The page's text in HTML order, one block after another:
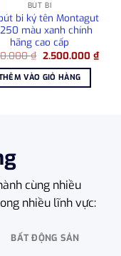
BÚT BI
bút bi ký tên Montagut
màu xanh chính
hãng cao cấp
₫ Giá
là:
3.300.000 ₫.
2.500.000 ₫Giá
hiện
VÀO GIỎ HÀNG
cùng nhiều
nhiều lĩnh vực:
BẤT ĐỘNG SẢN